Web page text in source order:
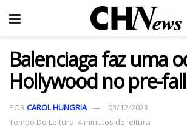
Balenciaga faz uma
Hollywood no pre-
PORCAROL HUNGRIA
03/12/2023
Tempo De Leitura: 4 minutos de leitura